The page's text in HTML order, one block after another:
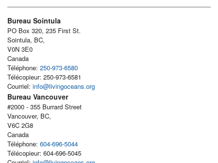
Bureau Sointula
PO Box 320, 235 First St.
Sointula, BC,
V0N 3E0
Canada
Téléphone: 250-973-6580
Télécopieur: 250-973-6581
Courriel: info@livingoceans.org
Bureau Vancouver
#2000 - 355 Burrard Street
Vancouver, BC,
V6C 2G8
Canada
Téléphone: 604-696-5044
Télécopieur: 604-696-5045